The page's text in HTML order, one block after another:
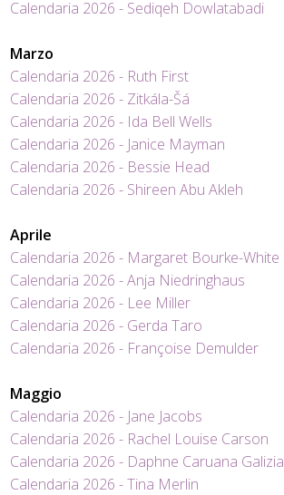
Calendaria 2026 - Sediqeh Dowlatabadi
Marzo
Calendaria 2026 - Ruth First
Calendaria 2026 - Zitkála-Šá
Calendaria 2026 - Ida Bell Wells
Calendaria 2026 - Janice Mayman
Calendaria 2026 - Bessie Head
Calendaria 2026 - Shireen Abu Akleh
Aprile
Calendaria 2026 - Margaret Bourke-White
Calendaria 2026 - Anja Niedringhaus
Calendaria 2026 - Lee Miller
Calendaria 2026 - Gerda Taro
Calendaria 2026 - Françoise Demulder
Maggio
Calendaria 2026 - Jane Jacobs
Calendaria 2026 - Rachel Louise Carson
Calendaria 2026 - Daphne Caruana Galizia
Calendaria 2026 - Tina Merlin